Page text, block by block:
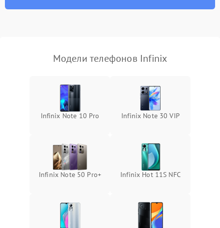
Модели телефонов Infinix
Infinix Note 10 Pro Infinix Note 30 VIP
Infinix Note 50 Pro+ Infinix Hot 11S NFC